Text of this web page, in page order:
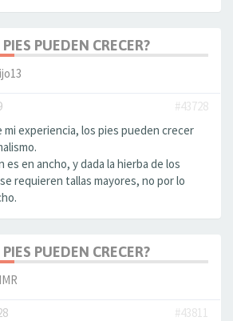
PUEDEN CRECER?
#43728
mi experiencia, los pies pueden crecer
es en ancho, y dada la hierba de los
requieren tallas mayores, no por lo
PUEDEN CRECER?
#43811